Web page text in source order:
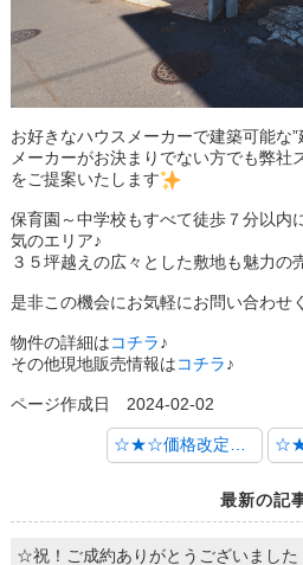
お好きなハウスメーカーで建築可能な
メーカーがお決まりでない方でも弊社
をご提案いたします
保育園～中学校もすべて徒歩７分以内
気のエリア♪
３５坪越えの広々とした敷地も魅力の
是非この機会にお気軽にお問い合わせ
物件の詳細はコチラ♪
その他現地販売情報はコチラ♪
ページ作成日 2024-02-02
最新の記
☆祝！ご成約ありがとうございまし